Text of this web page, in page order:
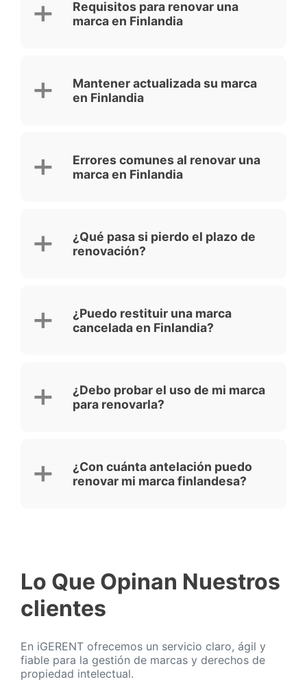
Requisitos para renovar una
marca en Finlandia
Mantener actualizada su marca
en Finlandia
Errores comunes al renovar una
marca en Finlandia
¿Qué pasa si pierdo el plazo de
renovación?
¿Puedo restituir una marca
cancelada en Finlandia?
¿Debo probar el uso de mi marca
para renovarla?
¿Con cuánta antelación puedo
renovar mi marca finlandesa?
Lo Que Opinan Nuestros
clientes
En iGERENT ofrecemos un servicio claro, ágil y
fiable para la gestión de marcas y derechos de
propiedad intelectual.